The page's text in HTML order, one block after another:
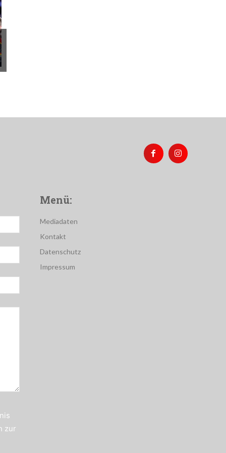
zur
Menü:
Mediadaten
Kontakt
Datenschutz
Impressum